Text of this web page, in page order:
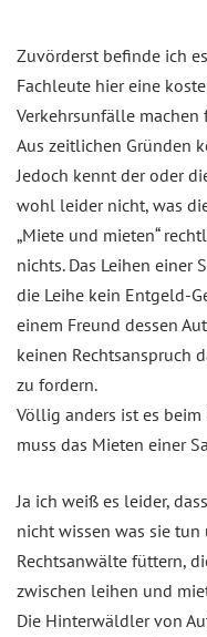
Zuvörderst befinde ich
Fachleute hier eine
Verkehrsunfälle
Aus zeitlichen Gründen
Jedoch kennt der oder
wohl leider nicht, was
„Miete und mieten“
nichts. Das Leihen einer
die Leihe kein Entgeld-
einem Freund dessen
keinen Rechtsanspruch
zu fordern.
Völlig anders ist es
muss das Mieten einer
Ja ich weiß es leider,
nicht wissen was sie
Rechtsanwälte füttern,
zwischen leihen und
Die Hinterwäldler von